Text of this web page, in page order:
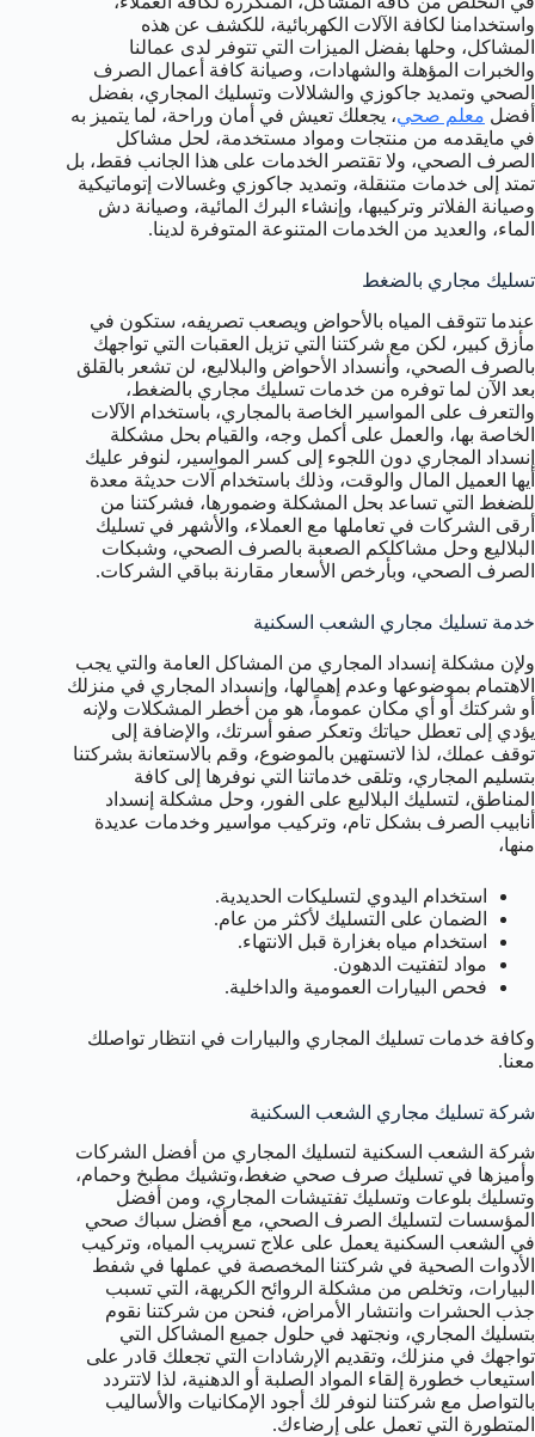
واستخدامنا لكافة الآلات الكهربائية، للكشف عن هذه
المشاكل، وحلها بفضل الميزات التي تتوفر لدى عمالنا
والخبرات المؤهلة والشهادات، وصيانة كافة أعمال الصرف
الصحي وتمديد جاكوزي والشلالات وتسليك المجاري، بفضل
أفضل معلم صحي، يجعلك تعيش في أمان وراحة، لما يتميز به
في مايقدمه من منتجات ومواد مستخدمة، لحل مشاكل
الصرف الصحي، ولا تقتصر الخدمات على هذا الجانب فقط، بل
تمتد إلى خدمات متنقلة، وتمديد جاكوزي وغسالات إتوماتيكية
وصيانة الفلاتر وتركيبها، وإنشاء البرك المائية، وصيانة دش
الماء، والعديد من الخدمات المتنوعة المتوفرة لدينا.
تسليك مجاري بالضغط
عندما تتوقف المياه بالأحواض ويصعب تصريفه، ستكون في
مأزق كبير، لكن مع شركتنا التي تزيل العقبات التي تواجهك
بالصرف الصحي، وأنسداد الأحواض والبلاليع، لن تشعر بالقلق
بعد الآن لما توفره من خدمات تسليك مجاري بالضغط،
والتعرف على المواسير الخاصة بالمجاري، باستخدام الآلات
الخاصة بها، والعمل على أكمل وجه، والقيام بحل مشكلة
إنسداد المجاري دون اللجوء إلى كسر المواسير، لنوفر عليك
أيها العميل المال والوقت، وذلك باستخدام آلات حديثة معدة
للضغط التي تساعد بحل المشكلة وضمورها، فشركتنا من
أرقى الشركات في تعاملها مع العملاء، والأشهر في تسليك
البلاليع وحل مشاكلكم الصعبة بالصرف الصحي، وشبكات
الصرف الصحي، وبأرخص الأسعار مقارنة بباقي الشركات.
خدمة تسليك مجاري الشعب السكنية
ولإن مشكلة إنسداد المجاري من المشاكل العامة والتي يجب
الاهتمام بموضوعها وعدم إهمالها، وإنسداد المجاري في منزلك
أو شركتك أو أي مكان عموماً، هو من أخطر المشكلات ولإنه
يؤدي إلى تعطل حياتك وتعكر صفو أسرتك، والإضافة إلى
توقف عملك، لذا لاتستهين بالموضوع، وقم بالاستعانة بشركتنا
بتسليم المجاري، وتلقى خدماتنا التي نوفرها إلى كافة
المناطق، لتسليك البلاليع على الفور، وحل مشكلة إنسداد
أنابيب الصرف بشكل تام، وتركيب مواسير وخدمات عديدة
منها،
استخدام اليدوي لتسليكات الحديدية.
الضمان على التسليك لأكثر من عام.
استخدام مياه بغزارة قبل الانتهاء.
مواد لتفتيت الدهون.
فحص البيارات العمومية والداخلية.
وكافة خدمات تسليك المجاري والبيارات في انتظار تواصلك
معنا.
شركة تسليك مجاري الشعب السكنية
شركة الشعب السكنية لتسليك المجاري من أفضل الشركات
وأميزها في تسليك صرف صحي ضغط،وتشيك مطبخ وحمام،
وتسليك بلوعات وتسليك تفتيشات المجاري، ومن أفضل
المؤسسات لتسليك الصرف الصحي، مع أفضل سباك صحي
في الشعب السكنية يعمل على علاج تسريب المياه، وتركيب
الأدوات الصحية في شركتنا المخصصة في عملها في شفط
البيارات، وتخلص من مشكلة الروائح الكريهة، التي تسبب
جذب الحشرات وانتشار الأمراض، فنحن من شركتنا نقوم
بتسليك المجاري، ونجتهد في حلول جميع المشاكل التي
تواجهك في منزلك، وتقديم الإرشادات التي تجعلك قادر على
استيعاب خطورة إلقاء المواد الصلبة أو الدهنية، لذا لاتتردد
بالتواصل مع شركتنا لنوفر لك أجود الإمكانيات والأساليب
المتطورة التي تعمل على إرضاءك.